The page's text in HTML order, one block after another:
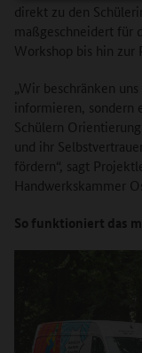
direkt zu den
maßgeschneidert für
Workshop bis hin zur
„Wir beschränken
informieren,
Schülern
und ihr
fördern“, sagt
Handwerkskammer
So funktioniert das